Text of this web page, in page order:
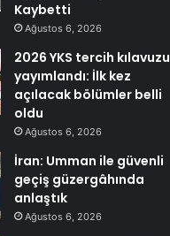
Kaybetti
Ağustos 6, 2026
2026 YKS tercih kılavuzu
yayımlandı: İlk kez
açılacak bölümler belli
oldu
Ağustos 6, 2026
İran: Umman ile güvenli
geçiş güzergâhında
anlaştık
Ağustos 6, 2026